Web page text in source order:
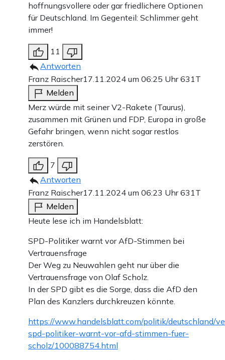
hoffnungsvollere oder gar friedlichere Optionen
für Deutschland. Im Gegenteil: Schlimmer geht
immer!
11
Antworten
Franz Raischer17.11.2024 um 06:25 Uhr631T
Melden
Merz würde mit seiner V2-Rakete (Taurus),
zusammen mit Grünen und FDP, Europa in große
Gefahr bringen, wenn nicht sogar restlos
zerstören.
7
Antworten
Franz Raischer17.11.2024 um 06:23 Uhr631T
Melden
Heute lese ich im Handelsblatt:
SPD-Politiker warnt vor AfD-Stimmen bei
Vertrauensfrage
Der Weg zu Neuwahlen geht nur über die
Vertrauensfrage von Olaf Scholz.
In der SPD gibt es die Sorge, dass die AfD den
Plan des Kanzlers durchkreuzen könnte.
https://www.handelsblatt.com/politik/deutschland/
spd-politiker-warnt-vor-afd-stimmen-fuer-
scholz/100088754.html